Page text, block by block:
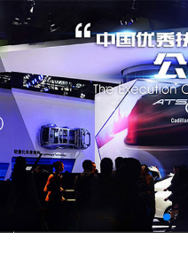
广州活动策划与执行公司 | 拓源策划